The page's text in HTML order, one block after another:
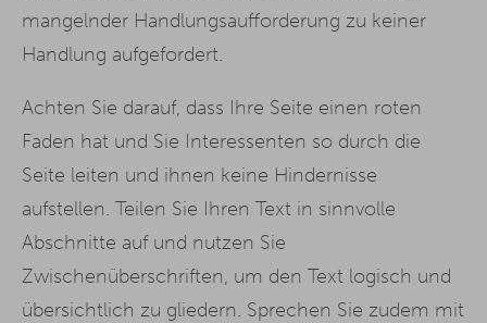
mangelnder Handlungsaufforderung zu keiner
Handlung aufgefordert.
Achten Sie darauf, dass Ihre Seite einen roten
Faden hat und Sie Interessenten so durch die
Seite leiten und ihnen keine Hindernisse
aufstellen. Teilen Sie Ihren Text in sinnvolle
Abschnitte auf und nutzen Sie
Zwischenüberschriften, um den Text logisch und
übersichtlich zu gliedern. Sprechen Sie zudem mit